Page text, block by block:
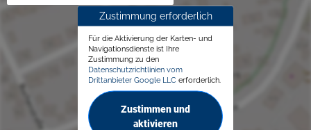
Zustimmung erforderlich
Für die Aktivierung der Karten- und
Navigationsdienste ist Ihre
Zustimmung zu den
Datenschutzrichtlinien vom
Drittanbieter Google LLC erforderlich.
Zustimmen und
aktivieren